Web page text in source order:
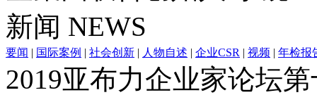
新闻 NEWS
要闻 | 国际案例 | 社会创新 | 人物自述 | 企业CSR | 视频 | 年检报
2019亚布力企业家论坛